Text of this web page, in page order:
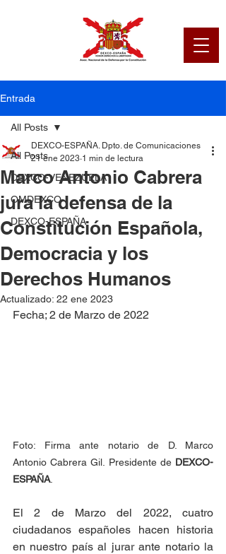
Entrada
All Posts
DEXCO-VENEZUELA
OMDEXCO
DEXCO-ESPAÑA
All Posts
Marco Antonio Cabrera
jura la defensa de la
Constitución Española,
Democracia y los
Derechos Humanos
DEXCO-ESPAÑA. Dpto. de Comunicaciones
21 ene 2023 1 min de lectura
Actualizado: 22 ene 2023
Fecha; 2 de Marzo de 2022
Foto: Firma ante notario de D. Marco
Antonio Cabrera Gil. Presidente de DEXCO-
ESPAÑA.
El 2 de Marzo del 2022, cuatro
ciudadanos españoles hacen historia
en nuestro país al jurar ante notario la